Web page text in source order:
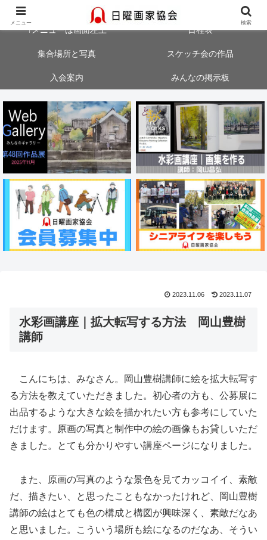
大阪・神戸・奈良・京都でスケッチ会を開催中！気軽にご参加ください
↑メニューは画面左上 日程表
集合場所と写真 スケッチ会の作品
入会案内 みんなの掲示板
2023.11.06 2023.11.07
水彩画講座｜拡大転写する方法 岡山豊樹
講師
こんにちは、みなさん。岡山豊樹講師に絵を拡大転写す
る方法を教えていただきました。初心者の方も、公募展に
出品するような大きな絵を描かれたい方も参考にしていた
だけます。原画の写真と制作中の絵の画像もお貸しいただ
きました。とても分かりやすい講座ページになりました。
また、原画の写真のような景色を見てカッコイイ、素敵
だ、描きたい、と思ったこともなかったけれど、岡山豊樹
講師の絵はとても色の構成と構図が興味深く、素敵だなあ
と思いました。こういう場所も絵になるのだなあ、そうい
メニュー 検索